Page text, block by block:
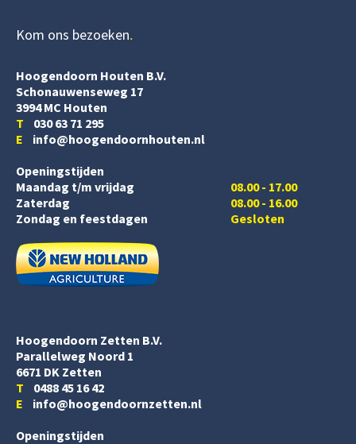
Kom ons bezoeken
Hoogendoorn Houten B.V.
Schonauwenseweg 17
3994 MC Houten
T 030 63 71 295
E info@hoogendoornhouten.nl
Openingstijden
Maandag t/m vrijdag
Zaterdag
08.00 - 17.00
08.00 - 16.00
Zondag en feestdagen
Gesloten
Hoogendoorn Zetten B.V.
Parallelweg Noord 1
6671 DK Zetten
T 0488 45 16 42
E info@hoogendoornzetten.nl
Openingstijden